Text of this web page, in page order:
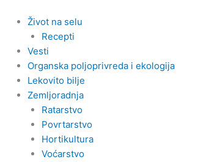
Život na selu
Recepti
Vesti
Organska poljoprivreda i ekologija
Lekovito bilje
Zemljoradnja
Ratarstvo
Povrtarstvo
Hortikultura
Voćarstvo